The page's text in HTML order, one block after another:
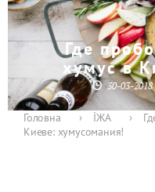
Где
хумус в
30-03-2018
Головна › ЇЖА ›
Киеве: хумусомания!